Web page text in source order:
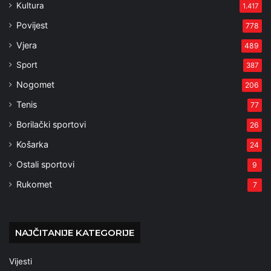
Kultura 1.417
Povijest 778
Vjera 489
Sport 387
Nogomet 206
Tenis 77
Borilački sportovi 26
Košarka 24
Ostali sportovi 9
Rukomet 7
NAJČITANIJE KATEGORIJE
Vijesti